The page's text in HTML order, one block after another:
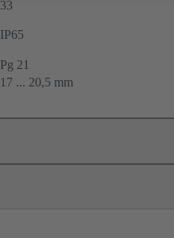
33
IP65
Pg 21
17 ... 20,5 mm